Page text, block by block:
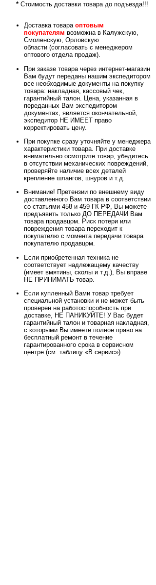
* Стоимость доставки товара до подъезда!!!
Доставка товара оптовым
покупателям возможна в Калужскую,
Смоленскую, Орловскую
области (согласовать с менеджером
оптового отдела продаж).
При заказе товара через интернет-магазин
Вам будут переданы нашим экспедитором
все необходимые документы на покупку
товара: накладная, кассовый чек,
гарантийный талон. Цена, указанная в
переданных Вам экспедитором
документах, является окончательной,
экспедитор НЕ ИМЕЕТ право
корректировать цену.
При покупке сразу уточняйте у менеджера
характеристики товара. При доставке
внимательно осмотрите товар, убедитесь
в отсутствии механических повреждений,
проверяйте наличие всех деталей
крепление шлангов, шнуров и т.д.
Внимание! Претензии по внешнему виду
доставленного Вам товара в соответствии
со статьями 458 и 459 ГК РФ, Вы можете
предъявить только ДО ПЕРЕДАЧИ Вам
товара продавцом. Риск потери или
повреждения товара переходит к
покупателю с момента передачи товара
покупателю продавцом.
Если приобретенная техника не
соответствует надлежащему качеству
(имеет вмятины, сколы и т.д.), Вы вправе
НЕ ПРИНИМАТЬ товар.
Если купленный Вами товар требует
специальной установки и не может быть
проверен на работоспособность при
доставке, НЕ ПАНИКУЙТЕ! У Вас будет
гарантийный талон и товарная накладная,
с которыми Вы имеете полное право на
бесплатный ремонт в течение
гарантированного срока в сервисном
центре (см. таблицу «В сервис»).